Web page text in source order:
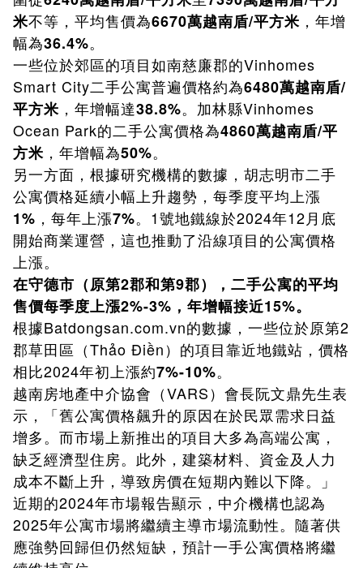
米不等，平均售價為6670萬越南盾/平方米 ，年增
幅為36.4%。
一些位於郊區的項目如南慈廉郡的Vinhomes
Smart City二手公寓普遍價格約為6480萬越南盾/
平方米 ，年增幅達38.8%。加林縣Vinhomes
Ocean Park的二手公寓價格為4860萬越南盾/平
方米 ，年增幅為50%。
另一方面，根據研究機構的數據，胡志明市二手
公寓價格延續小幅上升趨勢，每季度平均上漲
1% ，每年上漲7%。1號地鐵線於2024年12月底
開始商業運營，這也推動了沿線項目的公寓價格
上漲。
在守德市（原第2郡和第9郡），二手公寓的平均
售價每季度上漲2%-3%，年增幅接近15%。
根據Batdongsan.com.vn的數據，一些位於原第2
郡草田區（Thảo Điền）的項目靠近地鐵站，價格
相比2024年初上漲約7%-10%。
越南房地產中介協會（VARS）會長阮文鼎先生表
示，「舊公寓價格飆升的原因在於民眾需求日益
增多。而市場上新推出的項目大多為高端公寓，
缺乏經濟型住房。此外，建築材料、資金及人力
成本不斷上升，導致房價在短期內難以下降。」
近期的2024年市場報告顯示，中介機構也認為
2025年公寓市場將繼續主導市場流動性。隨著供
應強勢回歸但仍然短缺，預計一手公寓價格將繼